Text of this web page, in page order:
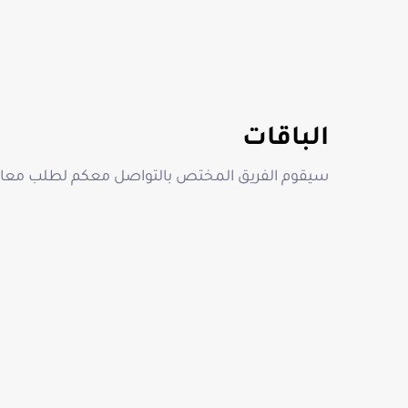
الباقات
سيقوم الفريق المختص بالتواصل معكم لطلب